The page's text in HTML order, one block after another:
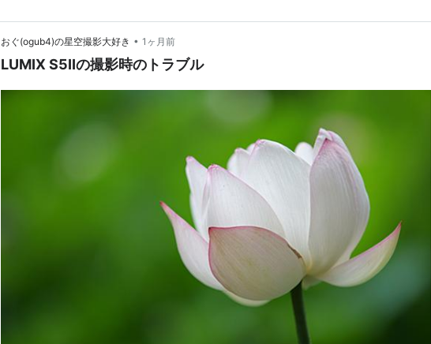
おぐ(ogub4)の星空撮影大好き • 1ヶ月前
LUMIX S5IIの撮影時のトラブル